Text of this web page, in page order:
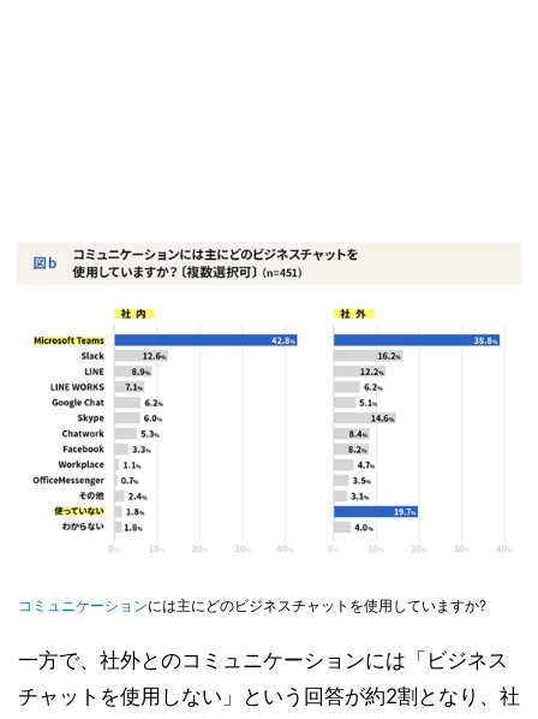
コミュニケーションには主にどのビジネスチャットを使用していますか?
一方で、社外とのコミュニケーションには「ビジネス
チャットを使用しない」という回答が約2割となり、社